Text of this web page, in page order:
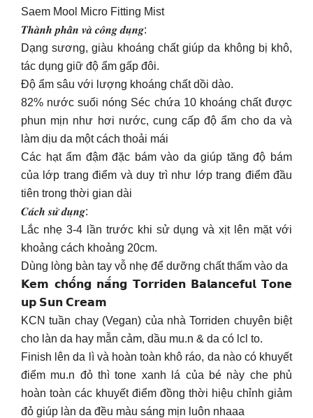
Saem Mool Micro Fitting Mist
𝑻𝒉𝒂̀𝒏𝒉 𝒑𝒉𝒂̂̀𝒏 𝒗𝒂̀ 𝒄𝒐̂𝒏𝒈 𝒅𝒖̣𝒏𝒈:
Dạng sương, giàu khoáng chất giúp da không bị khô,
tác dụng giữ độ ẩm gấp đôi.
Độ ẩm sâu với lượng khoáng chất dồi dào.
82% nước suối nóng Séc chứa 10 khoáng chất được
phun mịn như hơi nước, cung cấp độ ẩm cho da và
làm dịu da một cách thoải mái
Các hạt ẩm đậm đặc bám vào da giúp tăng độ bám
của lớp trang điểm và duy trì như lớp trang điểm đầu
tiên trong thời gian dài
𝑪𝒂́𝒄𝒉 𝒔𝒖̛̉ 𝒅𝒖̣𝒏𝒈:
Lắc nhẹ 3-4 lần trước khi sử dụng và xịt lên mặt với
khoảng cách khoảng 20cm.
Dùng lòng bàn tay vỗ nhẹ để dưỡng chất thấm vào da
𝗞𝗲𝗺 𝗰𝗵𝗼̂́𝗻𝗴 𝗻𝗮̆́𝗻𝗴 𝗧𝗼𝗿𝗿𝗶𝗱𝗲𝗻 𝗕𝗮𝗹𝗮𝗻𝗰𝗲𝗳𝘂𝗹 𝗧𝗼𝗻𝗲
𝘂𝗽 𝗦𝘂𝗻 𝗖𝗿𝗲𝗮𝗺
KCN tuần chay (Vegan) của nhà Torriden chuyên biệt
cho làn da hay mẫn cảm, dầu mu.n & da có lcl to.
Finish lên da lì và hoàn toàn khô ráo, da nào có khuyết
điểm mu.n đỏ thì tone xanh lá của bé này che phủ
hoàn toàn các khuyết điểm đồng thời hiệu chỉnh giảm
đỏ giúp làn da đều màu sáng mịn luôn nhaaa